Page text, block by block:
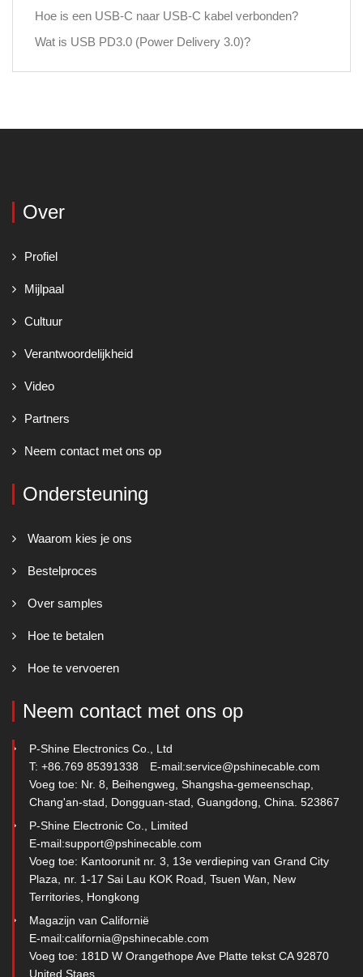
Hoe is een USB-C naar USB-C kabel verbonden?
Wat is USB PD3.0 (Power Delivery 3.0)?
Over
Profiel
Mijlpaal
Cultuur
Verantwoordelijkheid
Video
Partners
Neem contact met ons op
Ondersteuning
Waarom kies je ons
Bestelproces
Over samples
Hoe te betalen
Hoe te vervoeren
Neem contact met ons op
P-Shine Electronics Co., Ltd
T: +86.769 85391338
E-mail:service@pshinecable.com
Voeg toe: Nr. 8, Beihengweg, Shangsha-gemeenschap,
Chang'an-stad, Dongguan-stad, Guangdong, China. 523867
P-Shine Electronic Co., Limited
E-mail:support@pshinecable.com
Voeg toe: Kantoorunit nr. 3, 13e verdieping van Grand City
Plaza, nr. 1-17 Sai Lau KOK Road, Tsuen Wan, New
Territories, Hongkong
Magazijn van Californië
E-mail:california@pshinecable.com
Voeg toe: 181D W Orangethope Ave Platte tekst CA 92870
United Staes